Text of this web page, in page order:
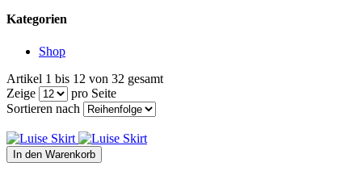
Kategorien
Shop
Artikel 1 bis 12 von 32 gesamt
Zeige
pro Seite
Sortieren nach
In den Warenkorb